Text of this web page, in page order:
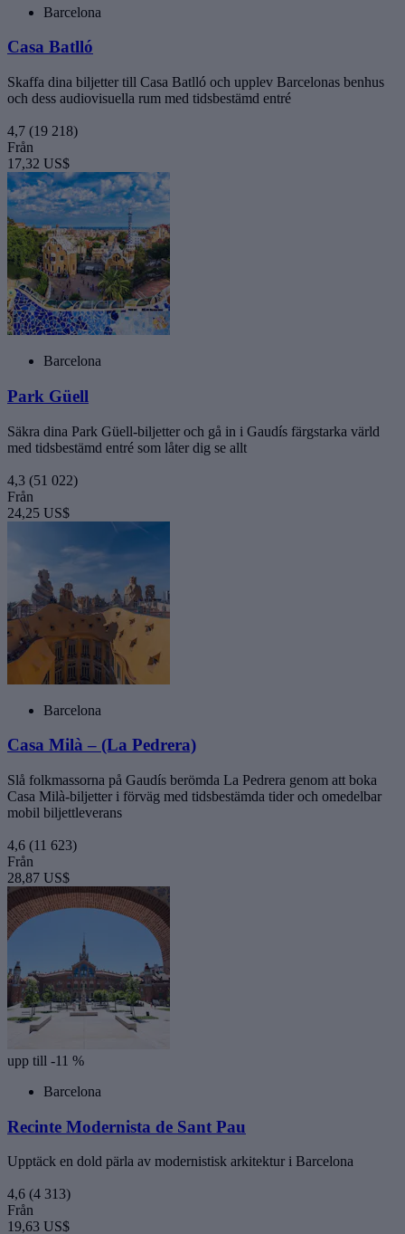
Barcelona
Casa Batlló
Skaffa dina biljetter till Casa Batlló och upplev Barcelonas benhus
och dess audiovisuella rum med tidsbestämd entré
4,7 (19 218)
Från
17,32 US$
Barcelona
Park Güell
Säkra dina Park Güell-biljetter och gå in i Gaudís färgstarka värld
med tidsbestämd entré som låter dig se allt
4,3 (51 022)
Från
24,25 US$
Barcelona
Casa Milà – (La Pedrera)
Slå folkmassorna på Gaudís berömda La Pedrera genom att boka
Casa Milà-biljetter i förväg med tidsbestämda tider och omedelbar
mobil biljettleverans
4,6 (11 623)
Från
28,87 US$
upp till -11 %
Barcelona
Recinte Modernista de Sant Pau
Upptäck en dold pärla av modernistisk arkitektur i Barcelona
4,6 (4 313)
Från
19,63 US$